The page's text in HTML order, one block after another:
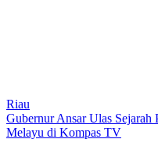
Riau
Gubernur Ansar Ulas Sejarah
Melayu di Kompas TV